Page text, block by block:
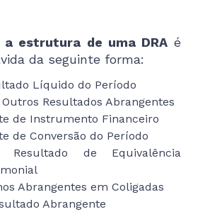
a estrutura de uma DRAé
da seguinte forma:
Líquido do Período
Resultados Abrangentes
de Instrumento Financeiro
de Conversão do Período
Resultado de Equivalência
Abrangentes em Coligadas
Abrangente